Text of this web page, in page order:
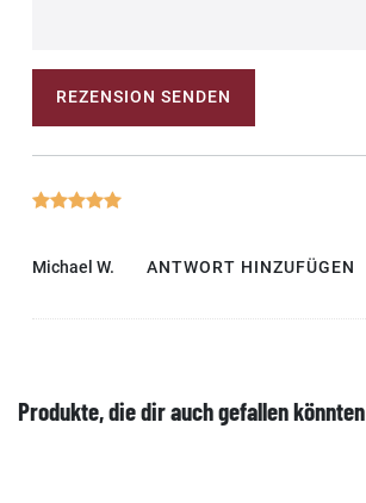
REZENSION SENDEN
Michael W. ANTWORT HINZUFÜGEN
Produkte, die dir auch gefallen könnten